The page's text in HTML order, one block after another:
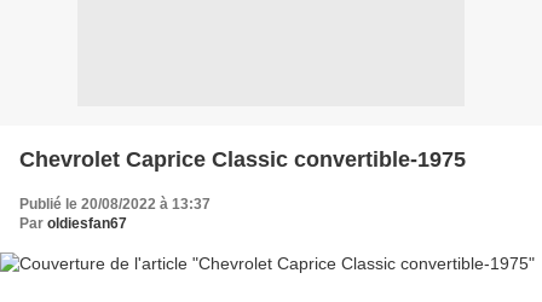
Chevrolet Caprice Classic convertible-1975
Publié le 20/08/2022 à 13:37
Par oldiesfan67